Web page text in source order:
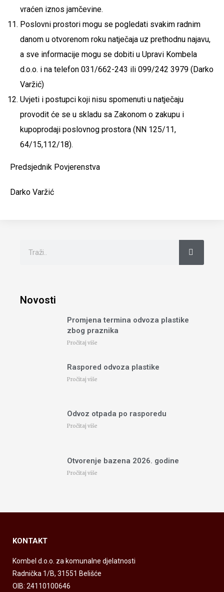
vraćen iznos jamčevine.
Poslovni prostori mogu se pogledati svakim radnim
danom u otvorenom roku natječaja uz prethodnu najavu,
a sve informacije mogu se dobiti u Upravi Kombela
d.o.o. i na telefon 031/662-243 ili 099/242 3979 (Darko
Varžić)
Uvjeti i postupci koji nisu spomenuti u natječaju
provodit će se u skladu sa Zakonom o zakupu i
kupoprodaji poslovnog prostora (NN 125/11,
64/15,112/18).
Predsjednik Povjerenstva
Darko Varžić
Novosti
Promjena termina odvoza plastike
zbog praznika
Pročitaj više
Raspored odvoza plastike
Pročitaj više
Odvoz otpada po rasporedu
Pročitaj više
Otvorenje bazena 2026. godine
Pročitaj više
KONTAKT
Kombel d.o.o. za komunalne djelatnosti
Radnička 1/B, 31551 Belišće
OIB: 24110100646